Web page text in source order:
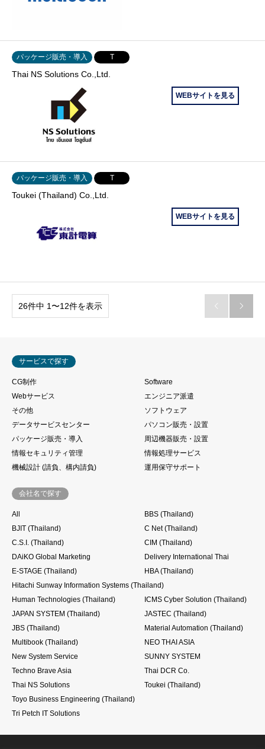
パッケージ販売・導入 T
Thai NS Solutions Co.,Ltd.
WEBサイトを見る
パッケージ販売・導入 T
Toukei (Thailand) Co.,Ltd.
WEBサイトを見る
26件中 1〜12件を表示  
サービスで探す
CG制作
Software
Webサービス
エンジニア派遣
その他
ソフトウェア
データサービスセンター
パソコン販売・設置
パッケージ販売・導入
周辺機器販売・設置
情報セキュリティ管理
情報処理サービス
機械設計 (請負、構内請負)
運用保守サポート
会社名で探す
All
BBS (Thailand)
BJIT (Thailand)
C Net (Thailand)
C.S.I. (Thailand)
CIM (Thailand)
DAiKO Global Marketing
Delivery International Thai
E-STAGE (Thailand)
HBA (Thailand)
Hitachi Sunway Information Systems (Thailand)
Human Technologies (Thailand)
ICMS Cyber Solution (Thailand)
JAPAN SYSTEM (Thailand)
JASTEC (Thailand)
JBS (Thailand)
Material Automation (Thailand)
Multibook (Thailand)
NEO THAI ASIA
New System Service
SUNNY SYSTEM
Techno Brave Asia
Thai DCR Co.
Thai NS Solutions
Toukei (Thailand)
Toyo Business Engineering (Thailand)
Tri Petch IT Solutions